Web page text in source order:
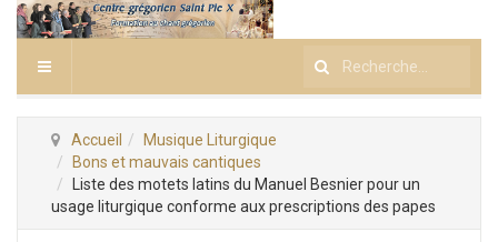
Rechercher
Accueil
Musique Liturgique
Bons et mauvais cantiques
Liste des motets latins du Manuel Besnier pour un
usage liturgique conforme aux prescriptions des papes